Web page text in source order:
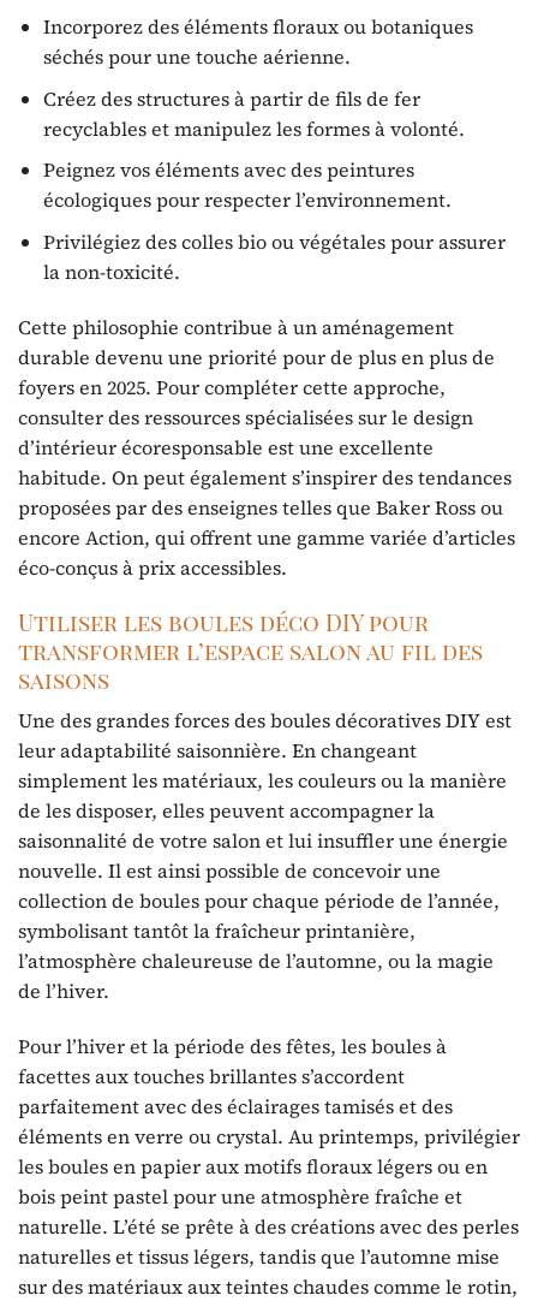
Incorporez des éléments floraux ou botaniques
séchés pour une touche aérienne.
Créez des structures à partir de fils de fer
recyclables et manipulez les formes à volonté.
Peignez vos éléments avec des peintures
écologiques pour respecter l’environnement.
Privilégiez des colles bio ou végétales pour assurer
la non-toxicité.
Cette philosophie contribue à un aménagement
durable devenu une priorité pour de plus en plus de
foyers en 2025. Pour compléter cette approche,
consulter des ressources spécialisées sur le design
d’intérieur écoresponsable est une excellente
habitude. On peut également s’inspirer des tendances
proposées par des enseignes telles que Baker Ross ou
encore Action, qui offrent une gamme variée d’articles
éco-conçus à prix accessibles.
Utiliser les boules déco DIY pour
transformer l’espace salon au fil des
saisons
Une des grandes forces des boules décoratives DIY est
leur adaptabilité saisonnière. En changeant
simplement les matériaux, les couleurs ou la manière
de les disposer, elles peuvent accompagner la
saisonnalité de votre salon et lui insuffler une énergie
nouvelle. Il est ainsi possible de concevoir une
collection de boules pour chaque période de l’année,
symbolisant tantôt la fraîcheur printanière,
l’atmosphère chaleureuse de l’automne, ou la magie
de l’hiver.
Pour l’hiver et la période des fêtes, les boules à
facettes aux touches brillantes s’accordent
parfaitement avec des éclairages tamisés et des
éléments en verre ou crystal. Au printemps, privilégier
les boules en papier aux motifs floraux légers ou en
bois peint pastel pour une atmosphère fraîche et
naturelle. L’été se prête à des créations avec des perles
naturelles et tissus légers, tandis que l’automne mise
sur des matériaux aux teintes chaudes comme le rotin,